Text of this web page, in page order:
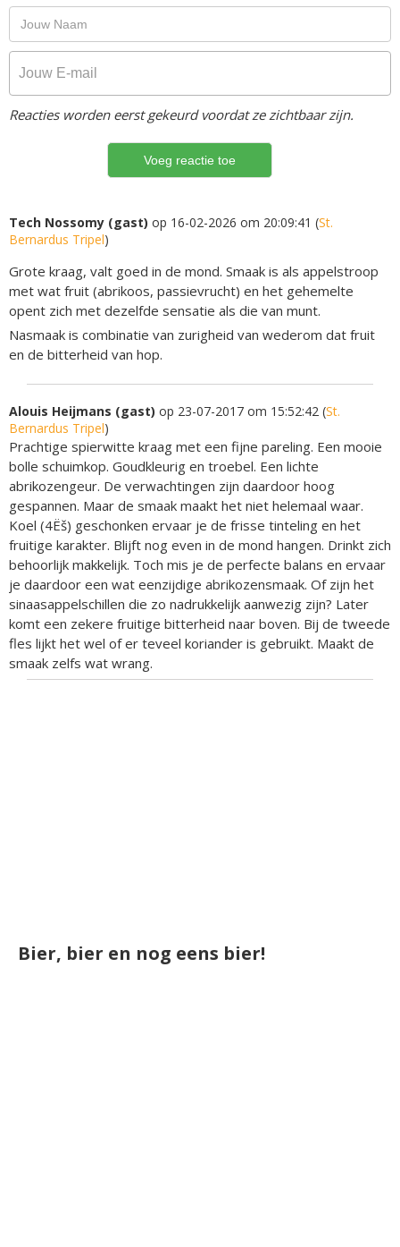
Reacties worden eerst gekeurd voordat ze zichtbaar zijn.
Tech Nossomy (gast) op 16-02-2026 om 20:09:41 (St.
Bernardus Tripel)
Grote kraag, valt goed in de mond. Smaak is als appelstroop
met wat fruit (abrikoos, passievrucht) en het gehemelte
opent zich met dezelfde sensatie als die van munt.
Nasmaak is combinatie van zurigheid van wederom dat fruit
en de bitterheid van hop.
Alouis Heijmans (gast) op 23-07-2017 om 15:52:42 (St.
Bernardus Tripel)
Prachtige spierwitte kraag met een fijne pareling. Een mooie
bolle schuimkop. Goudkleurig en troebel. Een lichte
abrikozengeur. De verwachtingen zijn daardoor hoog
gespannen. Maar de smaak maakt het niet helemaal waar.
Koel (4Ëš) geschonken ervaar je de frisse tinteling en het
fruitige karakter. Blijft nog even in de mond hangen. Drinkt zich
behoorlijk makkelijk. Toch mis je de perfecte balans en ervaar
je daardoor een wat eenzijdige abrikozensmaak. Of zijn het
sinaasappelschillen die zo nadrukkelijk aanwezig zijn? Later
komt een zekere fruitige bitterheid naar boven. Bij de tweede
fles lijkt het wel of er teveel koriander is gebruikt. Maakt de
smaak zelfs wat wrang.
Bier, bier en nog eens bier!